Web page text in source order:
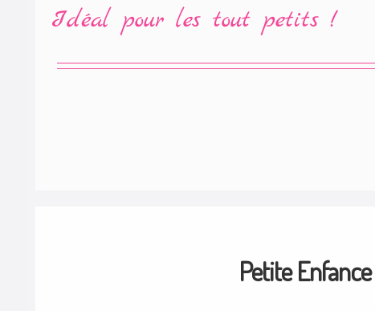
Idéal pour les tout petits !
Petite